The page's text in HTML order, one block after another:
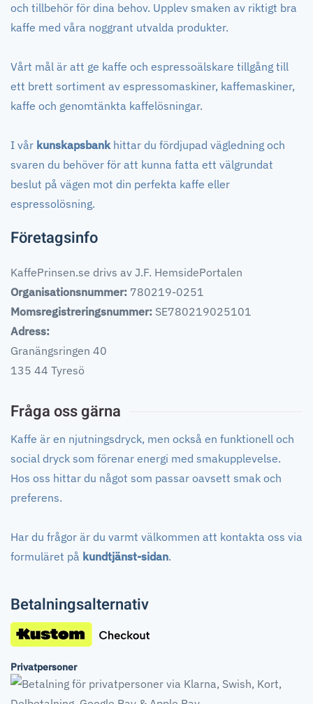
och tillbehör för dina behov. Upplev smaken av riktigt bra
kaffe med våra noggrant utvalda produkter.
Vårt mål är att ge kaffe och espressoälskare tillgång till
ett brett sortiment av espressomaskiner, kaffemaskiner,
kaffe och genomtänkta kaffelösningar.
I vår kunskapsbankhittar du fördjupad vägledning och
svaren du behöver för att kunna fatta ett välgrundat
beslut på vägen mot din perfekta kaffe eller
espressolösning.
Företagsinfo
KaffePrinsen.se drivs av J.F. HemsidePortalen
Organisationsnummer: 780219-0251
Momsregistreringsnummer: SE780219025101
Adress:
Granängsringen 40
135 44 Tyresö
Fråga oss gärna
Kaffe är en njutningsdryck, men också en funktionell och
social dryck som förenar energi med smakupplevelse.
Hos oss hittar du något som passar oavsett smak och
preferens.
Har du frågor är du varmt välkommen att kontakta oss via
formuläret på kundtjänst-sidan.
Betalningsalternativ
Privatpersoner